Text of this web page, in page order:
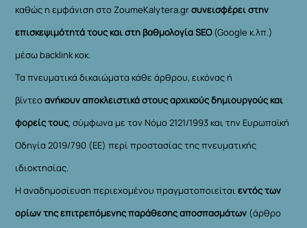
καθώς η εμφάνιση στο ZoumeKalytera.grσυνεισφέρει στην
επισκεψιμότητά τους και στη βαθμολογία SEO(Google κ.λπ.)
μέσω backlink κοκ.
Τα πνευματικά δικαιώματα κάθε άρθρου, εικόνας ή
βίντεοανήκουν αποκλειστικά στους αρχικούς δημιουργούς και
φορείς τους, σύμφωνα με τον Νόμο 2121/1993 και την Ευρωπαϊκή
Οδηγία 2019/790 (ΕΕ) περί προστασίας της πνευματικής
ιδιοκτησίας.
Η αναδημοσίευση περιεχομένου πραγματοποιείταιεντός των
ορίων της επιτρεπόμενης παράθεσης αποσπασμάτων (άρθρο